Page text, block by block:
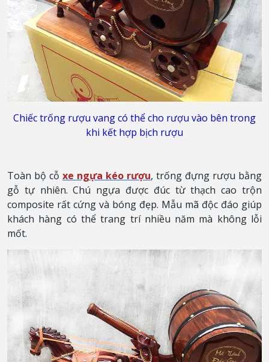
Chiếc trống rượu vang có thể cho rượu vào bên trong
khi kết hợp bịch rượu
Toàn bộ cỗ xe ngựa kéo rượu, trống đựng rượu bằng
gỗ tự nhiên. Chú ngựa được đúc từ thạch cao trộn
composite rất cứng và bóng đẹp. Mẫu mã độc đáo giúp
khách hàng có thể trang trí nhiều năm mà không lỗi
mốt.